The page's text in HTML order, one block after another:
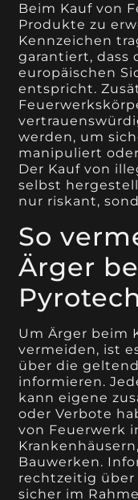
Beim Kauf von
Produkte zu
Kennzeichen
garantiert, dass
europäischen
entspricht.
werden, um
manipuliert
Der Kauf von
selbst
nur riskant,
So
Ärger
Um Ärger beim
vermeiden, ist
über die
informieren.
kann eigene
oder Verbote
von Feuerwerk
Bauwerken.
rechtzeitig über
sicher im